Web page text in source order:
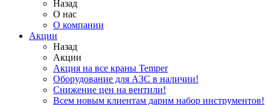
Назад
О нас
О компании
Акции
Назад
Акции
Акция на все краны Temper
Оборудование для АЗС в наличии!
Снижение цен на вентили!
Всем новым клиентам дарим набор инструментов!